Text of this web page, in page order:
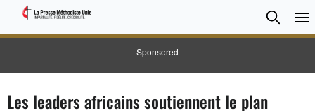
Sponsored
Search
Les leaders africains soutiennent le plan